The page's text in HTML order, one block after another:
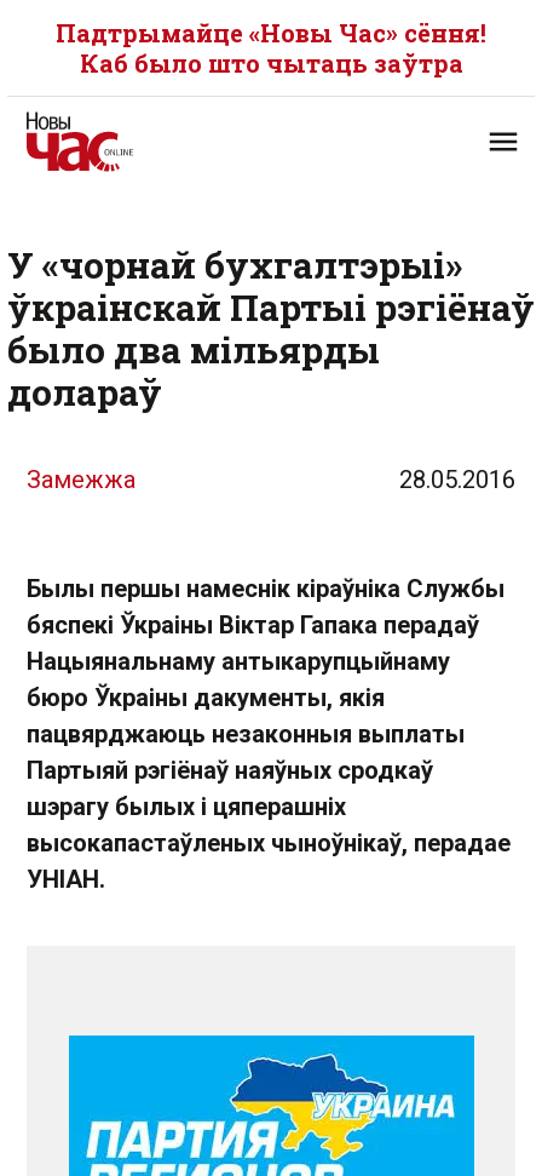
Падтрымайце «Новы Час» сёння!
Каб было што чытаць заўтра
У «чорнай бухгалтэрыі»
ўкраінскай Партыі рэгіёнаў
было два мільярды
долараў
Замежжа 28.05.2016
Былы першы намеснік кіраўніка Службы
бяспекі Ўкраіны Віктар Гапака перадаў
Нацыянальнаму антыкарупцыйнаму
бюро Ўкраіны дакументы, якія
пацвярджаюць незаконныя выплаты
Партыяй рэгіёнаў наяўных сродкаў
шэрагу былых і цяперашніх
высокапастаўленых чыноўнікаў, перадае
УНІАН.